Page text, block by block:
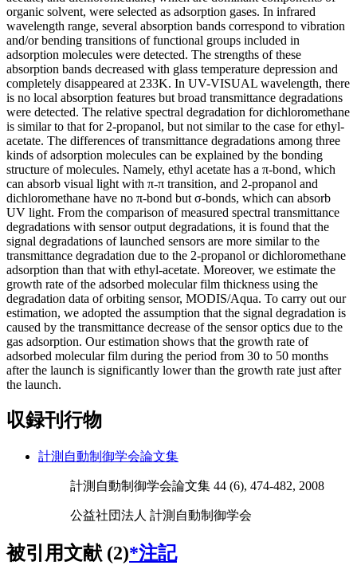
organic solvent, were selected as adsorption gases. In infrared
wavelength range, several absorption bands correspond to vibration
and/or bending transitions of functional groups included in
adsorption molecules were detected. The strengths of these
absorption bands decreased with glass temperature depression and
completely disappeared at 233K. In UV-VISUAL wavelength, there
is no local absorption features but broad transmittance degradations
were detected. The relative spectral degradation for dichloromethane
is similar to that for 2-propanol, but not similar to the case for ethyl-
acetate. The differences of transmittance degradations among three
kinds of adsorption molecules can be explained by the bonding
structure of molecules. Namely, ethyl acetate has a π-bond, which
can absorb visual light with π-π transition, and 2-propanol and
dichloromethane have no π-bond but σ-bonds, which can absorb
UV light. From the comparison of measured spectral transmittance
degradations with sensor output degradations, it is found that the
signal degradations of launched sensors are more similar to the
transmittance degradation due to the 2-propanol or dichloromethane
adsorption than that with ethyl-acetate. Moreover, we estimate the
growth rate of the adsorbed molecular film thickness using the
degradation data of orbiting sensor, MODIS/Aqua. To carry out our
estimation, we adopted the assumption that the signal degradation is
caused by the transmittance decrease of the sensor optics due to the
gas adsorption. Our estimation shows that the growth rate of
adsorbed molecular film during the period from 30 to 50 months
after the launch is significantly lower than the growth rate just after
the launch.
収録刊行物
計測自動制御学会論文集
計測自動制御学会論文集 44 (6), 474-482, 2008
公益社団法人 計測自動制御学会
被引用文献 (2)*注記